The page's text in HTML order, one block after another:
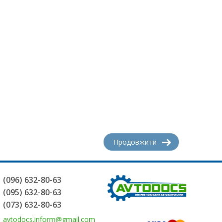
Продовжити
(096) 632-80-63
(095) 632-80-63
(073) 632-80-63
avtodocs.inform@gmail.com